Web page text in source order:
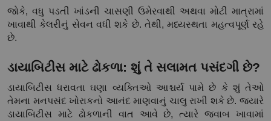
જોકે, વધુ પડતી ખાંડની ચાસણી ઉમેરવાથી અથવા મોટી માત્રામાં
ખાવાથી કેલરીનું સેવન વધી શકે છે. તેથી, મધ્યસ્થતા મહત્વપૂર્ણ રહે
છે.
ડાયાબિટીસ માટે ઢોકળા: શું તે સલામત પસંદગી છે?
ડાયાબિટીસ ધરાવતા ઘણા વ્યક્તિઓ આશ્ચર્ય પામે છે કે શું તેઓ
તેમના મનપસંદ ખોરાકનો આનંદ માણવાનું ચાલુ રાખી શકે છે. જ્યારે
ડાયાબિટીસ માટે ઢોકળાની વાત આવે છે, ત્યારે જવાબ ખાવામાં